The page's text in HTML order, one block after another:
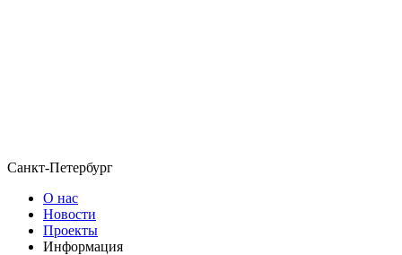
Санкт-Петербург
О нас
Новости
Проекты
Информация